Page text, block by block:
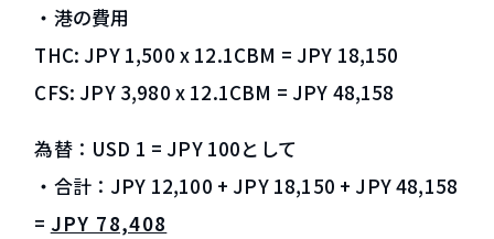
・港の費用
THC: JPY 1,500 x 12.1CBM = JPY 18,150
CFS: JPY 3,980 x 12.1CBM = JPY 48,158
為替：USD 1 = JPY 100として
・合計：JPY 12,100 + JPY 18,150 + JPY 48,158
= JPY 78,408